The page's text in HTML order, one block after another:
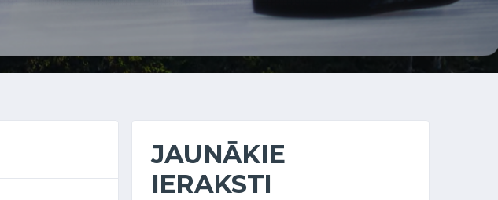
JAUNĀKIE
IERAKSTI